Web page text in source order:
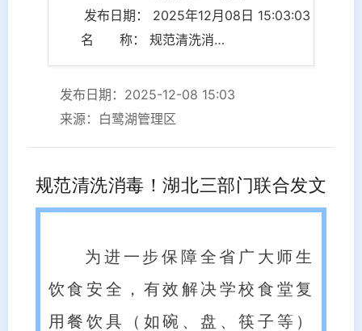
发布日期： 2025年12月08日 15:03:03
名 称： 规范清洗消毒！湖北三部门联合发文
发布日期：2025-12-08 15:03
来源：白鹭湖管理区
规范清洗消毒！湖北三部门联合发文
为进一步保障全省广大师生
饮食安全，有效解决学校食堂复
用餐饮具（如碗、盘、筷子等）